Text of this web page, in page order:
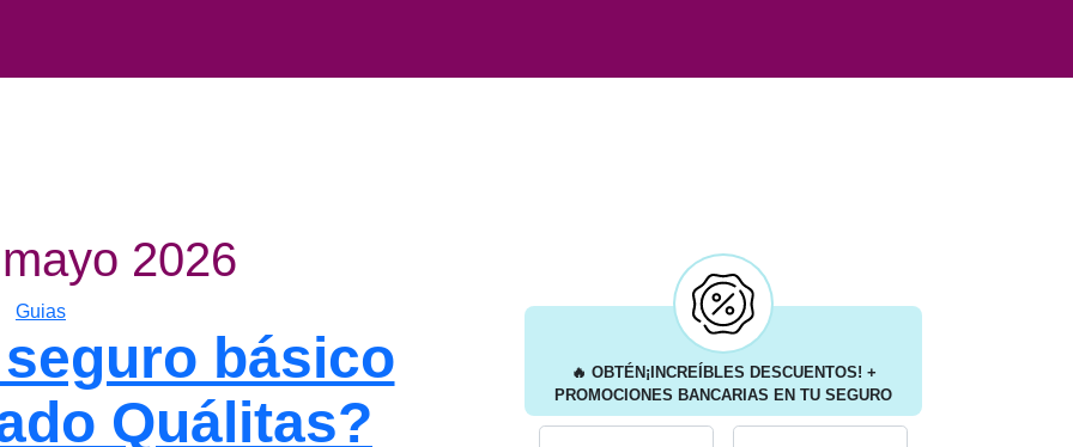
mayo 2026
Categorías
Guias
básico
Quálitas?
🔥 OBTÉN ¡INCREÍBLES DESCUENTOS! +
PROMOCIONES BANCARIAS EN TU SEGURO